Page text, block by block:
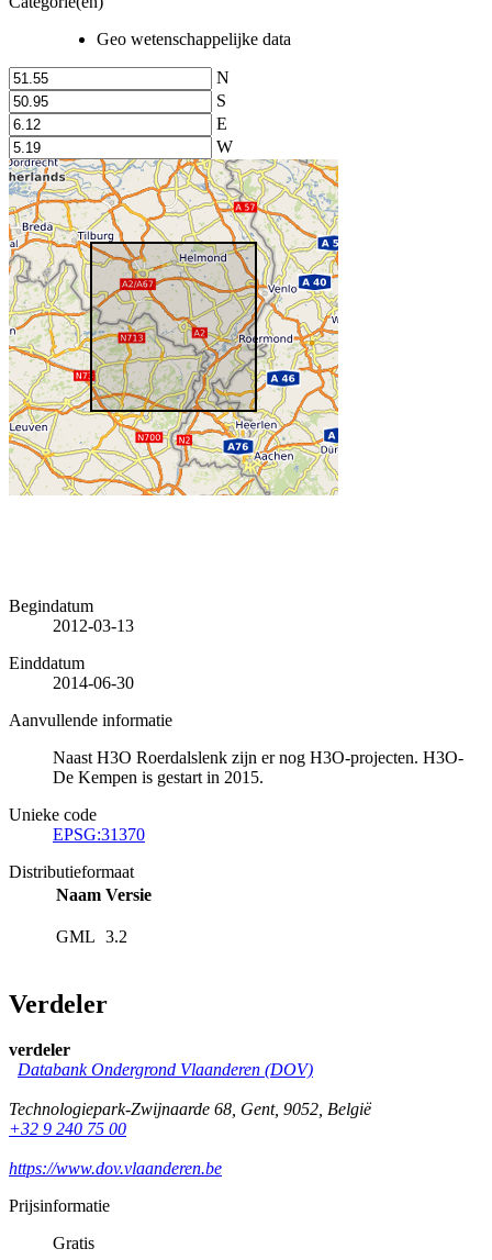
Geo wetenschappelijke data
N
S
E
W
Begindatum
2012-03-13
Einddatum
2014-06-30
Aanvullende informatie
Naast H3O Roerdalslenk zijn er nog H3O-projecten. H3O-
De Kempen is gestart in 2015.
Unieke code
EPSG:31370
Distributieformaat
Naam Versie
GML 3.2
Verdeler
verdeler
Databank Ondergrond Vlaanderen (DOV)
Technologiepark-Zwijnaarde 68, Gent, 9052, België
+32 9 240 75 00
https://www.dov.vlaanderen.be
Prijsinformatie
Gratis